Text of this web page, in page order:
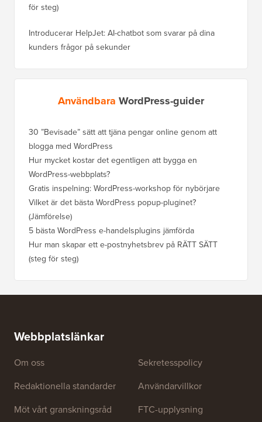
för steg)
Introducerar HelpJet: AI-chatbot som svarar på dina
kunders frågor på sekunder
Användbara WordPress-guider
30 ”Bevisade” sätt att tjäna pengar online genom att
blogga med WordPress
Hur mycket kostar det egentligen att bygga en
WordPress-webbplats?
Gratis inspelning: WordPress-workshop för nybörjare
Vilket är det bästa WordPress popup-pluginet?
(Jämförelse)
5 bästa WordPress e-handelsplugins jämförda
Hur man skapar ett e-postnyhetsbrev på RÄTT SÄTT
(steg för steg)
Webbplatslänkar
Om oss
Redaktionella standarder
Möt vårt granskningsråd
Sekretesspolicy
Användarvillkor
FTC-upplysning